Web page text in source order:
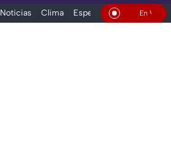
Noticias Clima Espectáculos Deportes
En Vivo